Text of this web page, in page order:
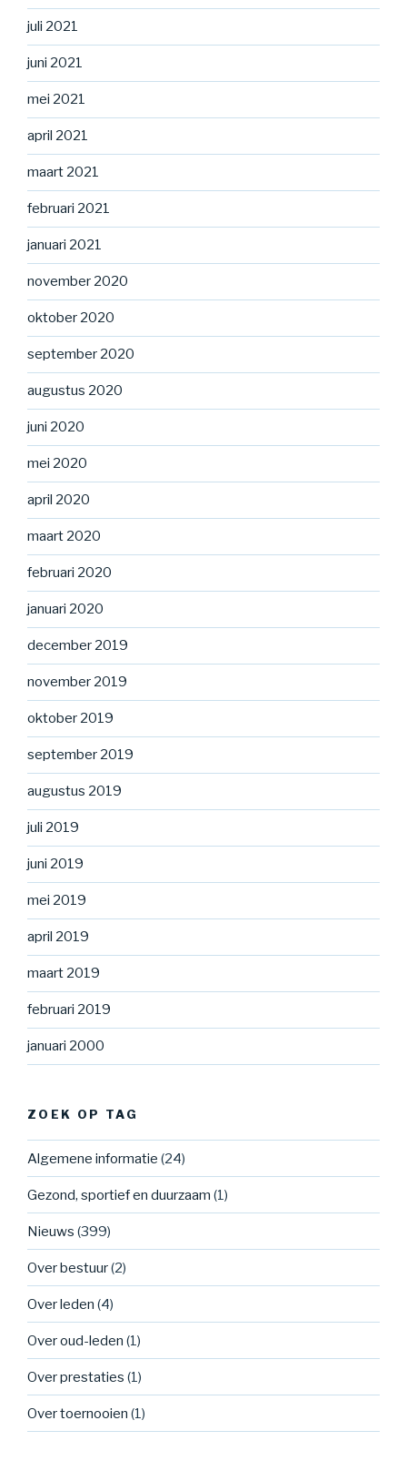
juli 2021
juni 2021
mei 2021
april 2021
maart 2021
februari 2021
januari 2021
november 2020
oktober 2020
september 2020
augustus 2020
juni 2020
mei 2020
april 2020
maart 2020
februari 2020
januari 2020
december 2019
november 2019
oktober 2019
september 2019
augustus 2019
juli 2019
juni 2019
mei 2019
april 2019
maart 2019
februari 2019
januari 2000
ZOEK OP TAG
Algemene informatie (24)
Gezond, sportief en duurzaam (1)
Nieuws (399)
Over bestuur(2)
Over leden (4)
Over oud-leden (1)
Over prestaties (1)
Over toernooien (1)